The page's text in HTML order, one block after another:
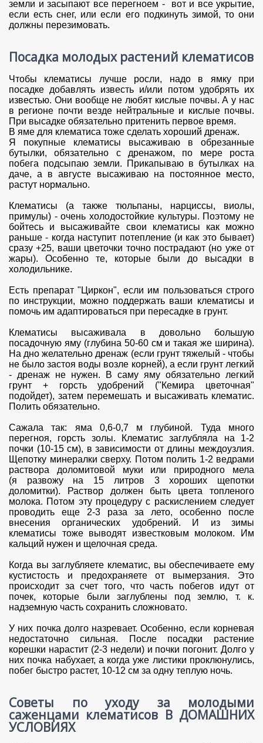
земли и засыпают все перегноем - вот и все укрытие,
если есть снег, или если его подкинуть зимой, то они
должны перезимовать.
Посадка молодых растений клематисов
Чтобы клематисы лучше росли, надо в ямку при
посадке добавлять известь и/или потом удобрять их
известью. Они вообще не любят кислые почвы. А у нас
в регионе почти везде нейтральные и кислые почвы.
При высадке обязательно притенить первое время.
В яме для клематиса тоже сделать хороший дренаж.
Я покупные клематисы высаживаю в обрезанные
бутылки, обязательно с дренажом, по мере роста
побега подсыпаю земли. Прикапываю в бутылках на
даче, а в августе высаживаю на постоянное место,
растут нормально.
Клематисы (а также тюльпаны, нарциссы, виолы,
примулы) - очень холодостойкие культуры. Поэтому не
бойтесь и высаживайте свои клематисы как можно
раньше - когда наступит потепление (и как это бывает)
сразу +25, ваши цветочки точно пострадают (но уже от
жары). Особенно те, которые были до высадки в
холодильнике.
Есть препарат "Циркон", если им пользоваться строго
по инструкции, можно поддержать ваши клематисы и
помочь им адаптироваться при пересадке в грунт.
Клематисы высаживала в довольно большую
посадочную яму (глубина 50-60 см и такая же ширина).
На дно желательно дренаж (если грунт тяжелый - чтобы
не было застоя воды возле корней), а если грунт легкий
- дренаж не нужен. В саму яму обязательно легкий
грунт + горсть удобрений ("Кемира цветочная"
подойдет), затем перемешать и высаживать клематис.
Полить обязательно.
Сажала так: яма 0,6-0,7 м глубиной. Туда много
перегноя, горсть золы. Клематис заглубляла на 1-2
почки (10-15 см), в зависимости от длины междоузлия.
Щепотку минералки сверху. Потом полить 1-2 ведрами
раствора доломитовой муки или природного мела
(я развожу на 15 литров 3 хороших щепотки
доломитки). Раствор должен быть цвета топленого
молока. Потом эту процедуру с раскислением следует
проводить еще 2-3 раза за лето, особенно после
внесения органических удобрений. И из зимы
клематисы тоже выводят известковым молоком. Им
кальций нужен и щелочная среда.
Когда вы заглубляете клематис, вы обеспечиваете ему
кустистость и предохраняете от вымерзания. Это
происходит за счет того, что часть побегов идут от
почек, которые были заглублены под землю, т. к.
надземную часть сохранить сложновато.
У них почка долго назревает. Особенно, если корневая
недостаточно сильная. После посадки растение
корешки нарастит (2-3 недели) и почки погонит. Долго у
них почка набухает, а когда уже листики проклюнулись,
побег быстро растет, 10-12 см за одну теплую ночь.
Советы по уходу за молодыми
саженцами клематисов В ДОМАШНИХ
УСЛОВИЯХ